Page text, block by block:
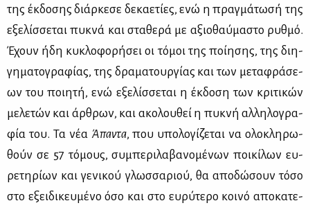
της έκ­δο­σης διάρ­κε­σε δε­κα­ε­τί­ες, ενώ η πραγ­μά­τω­σή της
εξε­λίσ­σε­ται πυ­κνά και στα­θε­ρά με αξιο­θαύ­μα­στο ρυθ­μό.
Έχουν ήδη κυ­κλο­φο­ρή­σει οι τό­μοι της ποί­η­σης, της δι­η­
γη­μα­το­γρα­φί­ας, της δρα­μα­τουρ­γί­ας και των με­τα­φρά­σε­
ων του ποι­η­τή, ενώ εξε­λίσ­σε­ται η έκ­δο­ση των κρι­τι­κών
με­λε­τών και άρ­θρων, και ακο­λου­θεί η πυ­κνή αλ­λη­λο­γρα­
φία του. Τα νέα Άπα­ντα, που υπο­λο­γί­ζε­ται να ολο­κλη­ρω­
θούν σε 57 τό­μους, συ­μπε­ρι­λα­βα­νο­μέ­νων ποι­κί­λων ευ­
ρε­τη­ρί­ων και γε­νι­κού γλωσ­σα­ριού, θα απο­δώ­σουν τό­σο
στο εξει­δι­κευ­μέ­νο όσο και στο ευ­ρύ­τε­ρο κοι­νό απο­κα­τε­